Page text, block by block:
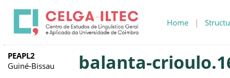
Home |
PEAPL2
Guiné-Bissau
balanta-